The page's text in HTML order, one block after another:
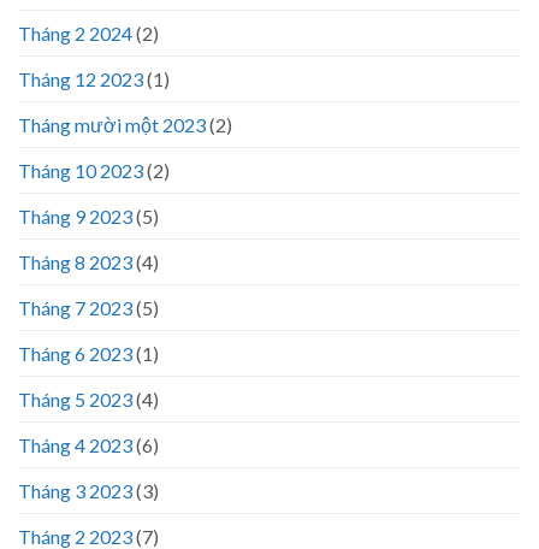
Tháng 2 2024(2)
Tháng 12 2023(1)
Tháng mười một 2023(2)
Tháng 10 2023(2)
Tháng 9 2023(5)
Tháng 8 2023(4)
Tháng 7 2023(5)
Tháng 6 2023(1)
Tháng 5 2023(4)
Tháng 4 2023(6)
Tháng 3 2023(3)
Tháng 2 2023(7)